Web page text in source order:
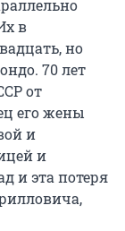
в
но
70 лет
от
его жены
и
и
и эта потеря